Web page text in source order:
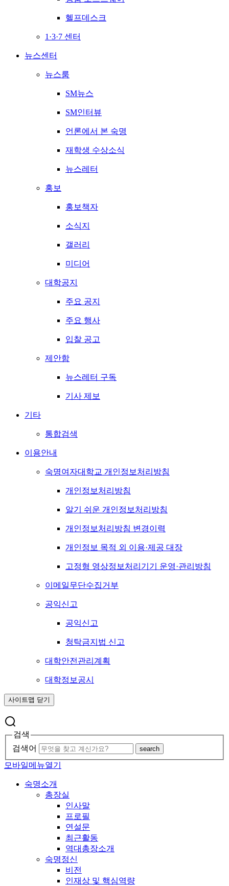
헬프데스크
1·3·7 센터
뉴스센터
뉴스룸
SM뉴스
SM인터뷰
언론에서 본 숙명
재학생 수상소식
뉴스레터
홍보
홍보책자
소식지
갤러리
미디어
대학공지
주요 공지
주요 행사
입찰 공고
제안함
뉴스레터 구독
기사 제보
기타
통합검색
이용안내
숙명여자대학교 개인정보처리방침
개인정보처리방침
알기 쉬운 개인정보처리방침
개인정보처리방침 변경이력
개인정보 목적 외 이용·제공 대장
고정형 영상정보처리기기 운영·관리방침
이메일무단수집거부
공익신고
공익신고
청탁금지법 신고
대학안전관리계획
대학정보공시
사이트맵 닫기
검색
검색어
search
모바일메뉴열기
숙명소개
총장실
인사말
프로필
연설문
최근활동
역대총장소개
숙명정신
비전
인재상 및 핵심역량